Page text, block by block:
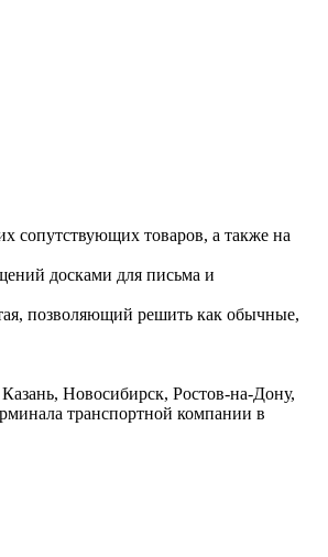
сопутствующих товаров, а также на
досками для письма и
позволяющий решить как обычные,
Новосибирск, Ростов-на-Дону,
транспортной компании в